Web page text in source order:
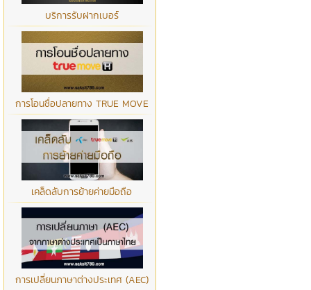
บริการรับฝากเบอร์
การโอนชื่อปลายทาง TRUE MOVE
เคล็ดลับการย้ายค่ายมือถือ
การเปลี่ยนภาษาต่างประเทศ (AEC)